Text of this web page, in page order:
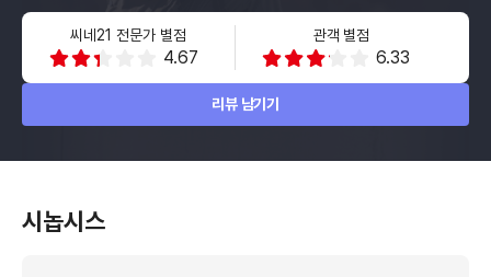
씨네21 전문가 별점
4.67
관객 별점
6.33
리뷰 남기기
시놉시스